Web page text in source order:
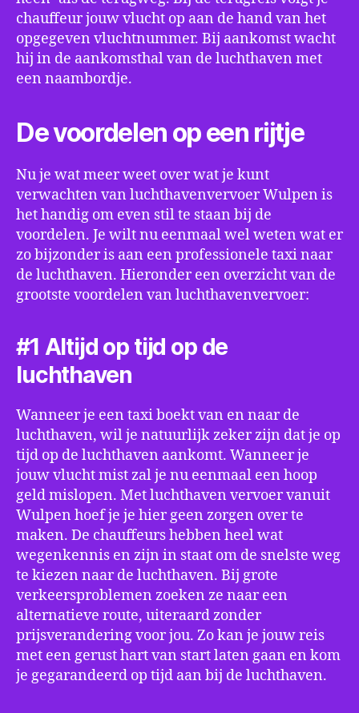
chauffeur jouw vlucht op aan de hand van het
opgegeven vluchtnummer. Bij aankomst wacht
hij in de aankomsthal van de luchthaven met
een naambordje.
De voordelen op een rijtje
Nu je wat meer weet over wat je kunt
verwachten van luchthavenvervoer Wulpen is
het handig om even stil te staan bij de
voordelen. Je wilt nu eenmaal wel weten wat er
zo bijzonder is aan een professionele taxi naar
de luchthaven. Hieronder een overzicht van de
grootste voordelen van luchthavenvervoer:
#1 Altijd op tijd op de
luchthaven
Wanneer je een taxi boekt van en naar de
luchthaven, wil je natuurlijk zeker zijn dat je op
tijd op de luchthaven aankomt. Wanneer je
jouw vlucht mist zal je nu eenmaal een hoop
geld mislopen. Met luchthaven vervoer vanuit
Wulpen hoef je je hier geen zorgen over te
maken. De chauffeurs hebben heel wat
wegenkennis en zijn in staat om de snelste weg
te kiezen naar de luchthaven. Bij grote
verkeersproblemen zoeken ze naar een
alternatieve route, uiteraard zonder
prijsverandering voor jou. Zo kan je jouw reis
met een gerust hart van start laten gaan en kom
je gegarandeerd op tijd aan bij de luchthaven.